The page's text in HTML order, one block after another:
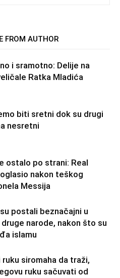
FROM AUTHOR
i sramotno: Delije na
Ratka Mladića
biti sretni dok su drugi
nesretni
ostalo po strani: Real
nakon teškog
Messija
postali beznačajni u
narode, nakon što su
islamu
siromaha da traži,
ruku sačuvati od